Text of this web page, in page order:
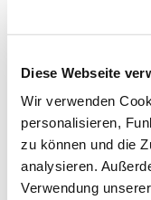
Diese Webseite
Wir verwenden
personalisieren,
zu können und die
analysieren.
Verwendung